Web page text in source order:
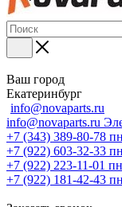
Ваш город
Екатеринбург
info@novaparts.ru
info@novaparts.ru
+7 (343) 389-80-78
+7 (922) 603-32-33
+7 (922) 223-11-01
+7 (922) 181-42-43